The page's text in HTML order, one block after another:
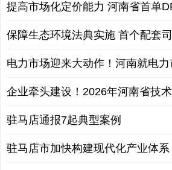
提高市场化定价能力 河南省首单
保障生态环境法典实施 首个配套
电力市场迎来大动作！河南就电力
企业牵头建设！2026年河南省技
驻马店通报7起典型案例
驻马店市加快构建现代化产业体系